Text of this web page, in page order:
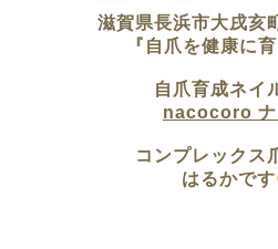
滋賀県長浜市大戌亥
『自爪を健康に
自爪育成ネイ
nacocoro ナ
コンプレックス
はるかです